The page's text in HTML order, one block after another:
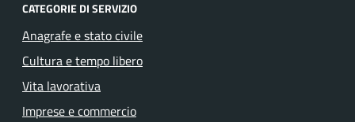
CATEGORIE DI SERVIZIO
Anagrafe e stato civile
Cultura e tempo libero
Vita lavorativa
Imprese e commercio